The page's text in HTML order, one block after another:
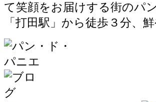
て笑顔をお届けする街のパ
「打田駅」から徒歩３分、